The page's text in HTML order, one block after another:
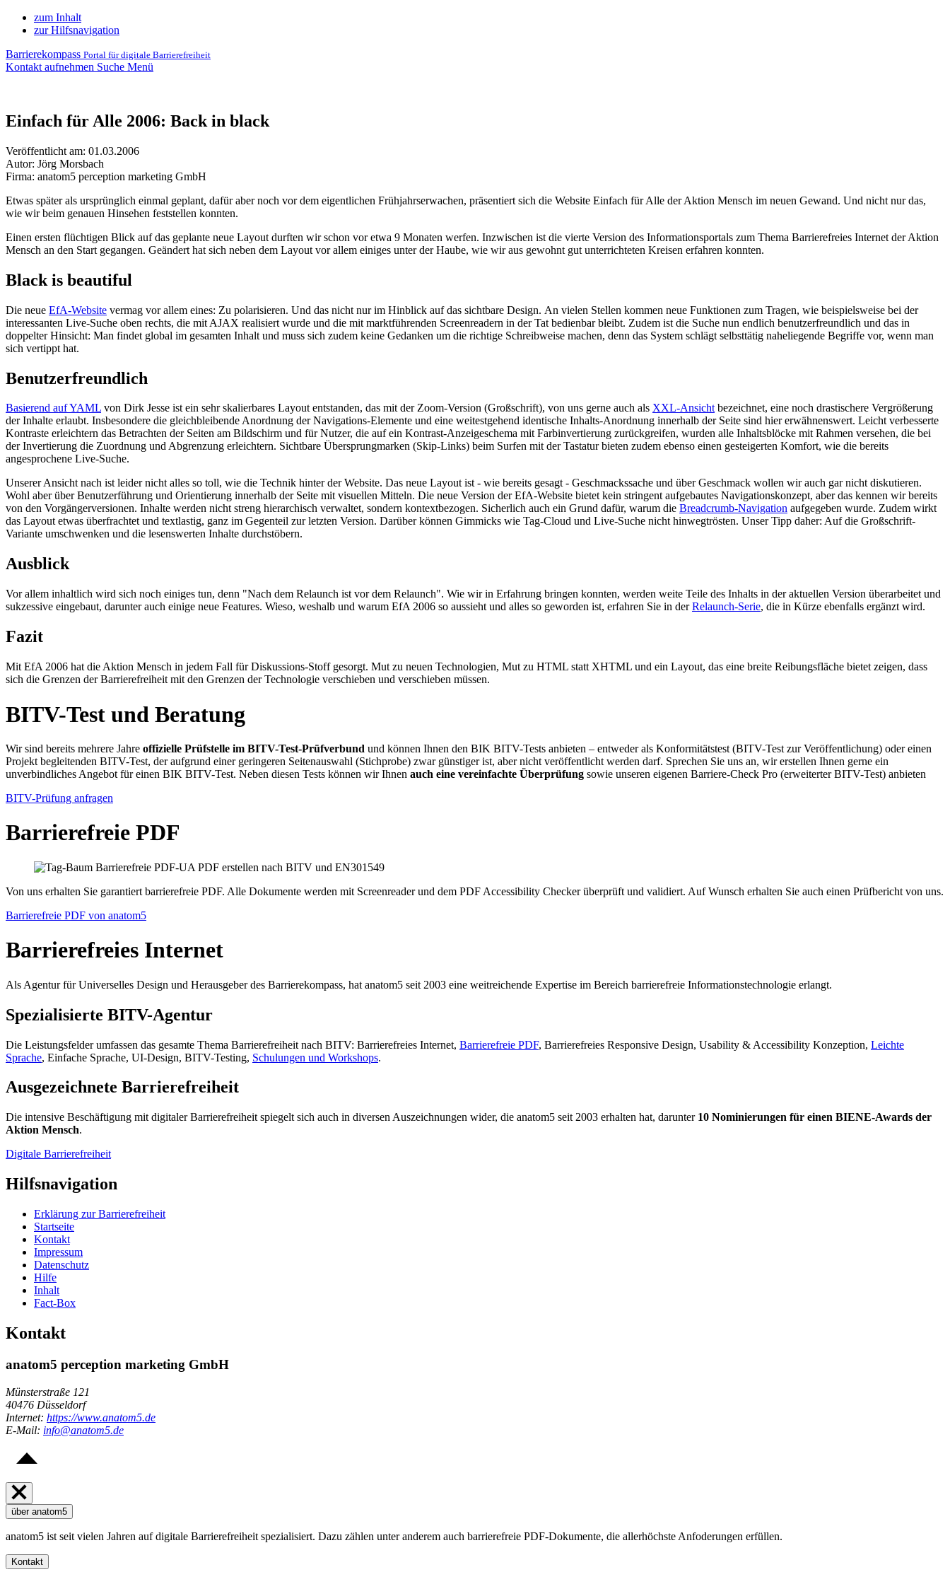
zum Inhalt
zur Hilfsnavigation
Barrierekompass Portal für digitale Barrierefreiheit
Kontakt aufnehmen Suche Menü
Einfach für Alle 2006: Back in black
Veröffentlicht am: 01.03.2006
Autor: Jörg Morsbach
Firma: anatom5 perception marketing GmbH
Etwas später als ursprünglich einmal geplant, dafür aber noch vor dem eigentlichen Frühjahrserwachen, präsentiert sich die Website Einfach für Alle der Aktion Mensch im neuen Gewand. Und nicht nur das,
wie wir beim genauen Hinsehen feststellen konnten.
Einen ersten flüchtigen Blick auf das geplante neue Layout durften wir schon vor etwa 9 Monaten werfen. Inzwischen ist die vierte Version des Informationsportals zum Thema Barrierefreies Internet der Aktion
Mensch an den Start gegangen. Geändert hat sich neben dem Layout vor allem einiges unter der Haube, wie wir aus gewohnt gut unterrichteten Kreisen erfahren konnten.
Black is beautiful
Die neue EfA-Website vermag vor allem eines: Zu polarisieren. Und das nicht nur im Hinblick auf das sichtbare Design. An vielen Stellen kommen neue Funktionen zum Tragen, wie beispielsweise bei der
interessanten Live-Suche oben rechts, die mit AJAX realisiert wurde und die mit marktführenden Screenreadern in der Tat bedienbar bleibt. Zudem ist die Suche nun endlich benutzerfreundlich und das in
doppelter Hinsicht: Man findet global im gesamten Inhalt und muss sich zudem keine Gedanken um die richtige Schreibweise machen, denn das System schlägt selbsttätig naheliegende Begriffe vor, wenn man
sich vertippt hat.
Benutzerfreundlich
Basierend auf YAML von Dirk Jesse ist ein sehr skalierbares Layoutentstanden, das mit derZoom-Version (Großschrift), von uns gerne auch als XXL-Ansichtbezeichnet, eine noch drastischere Vergrößerung
der Inhalte erlaubt. Insbesondere die gleichbleibende Anordnung der Navigations-Elemente und eine weitestgehend identische Inhalts-Anordnung innerhalb der Seite sind hier erwähnenswert. Leicht verbesserte
Kontraste erleichtern das Betrachten der Seiten am Bildschirm und für Nutzer, die auf ein Kontrast-Anzeigeschema mit Farbinvertierung zurückgreifen, wurden alle Inhaltsblöcke mit Rahmen versehen, die bei
der Invertierung die Zuordnung und Abgrenzung erleichtern. Sichtbare Übersprungmarken (Skip-Links) beim Surfen mit der Tastatur bieten zudem ebenso einen gesteigerten Komfort, wie die bereits
angesprochene Live-Suche.
Unserer Ansicht nach ist leider nicht alles so toll, wie die Technik hinter der Website. Das neue Layoutist - wie bereits gesagt - Geschmackssache und über Geschmack wollen wir auch gar nicht diskutieren.
Wohl aber über Benutzerführung und Orientierung innerhalb der Seite mit visuellen Mitteln. Die neue Version der EfA-Website bietet kein stringent aufgebautes Navigationskonzept, aber das kennen wir bereits
von den Vorgängerversionen. Inhalte werden nicht streng hierarchisch verwaltet, sondern kontextbezogen. Sicherlich auch ein Grund dafür, warum die Breadcrumb-Navigation aufgegeben wurde. Zudem wirkt
das Layoutetwas überfrachtet und textlastig, ganz im Gegenteil zur letzten Version. Darüber können Gimmicks wie Tag-Cloud und Live-Suche nicht hinwegtrösten. Unser Tipp daher: Auf die Großschrift-
Variante umschwenken und die lesenswerten Inhalte durchstöbern.
Ausblick
Vor allem inhaltlich wird sich noch einiges tun, denn "Nach dem Relaunch ist vor dem Relaunch". Wie wir in Erfahrung bringen konnten, werden weite Teile des Inhalts in der aktuellen Version überarbeitet und
sukzessive eingebaut, darunter auch einige neue Features. Wieso, weshalb und warum EfA 2006 so aussieht und alles so geworden ist, erfahren Sie in derRelaunch-Serie, die in Kürze ebenfalls ergänzt wird.
Fazit
Mit EfA 2006 hat die Aktion Mensch in jedem Fall für Diskussions-Stoff gesorgt. Mut zu neuen Technologien, Mut zu HTML statt XHTML und ein Layout, das eine breite Reibungsfläche bietet zeigen, dass
sich die Grenzen der Barrierefreiheit mit den Grenzen der Technologie verschieben und verschieben müssen.
BITV-Test und Beratung
Wir sind bereits mehrere Jahre offizielle Prüfstelle im BITV-Test-Prüfverbund und können Ihnen den BIK BITV-Tests anbieten – entweder als Konformitätstest (BITV-Test zur Veröffentlichung) oder einen
Projekt begleitenden BITV-Test, der aufgrund einer geringeren Seitenauswahl (Stichprobe) zwar günstiger ist, aber nicht veröffentlicht werden darf. Sprechen Sie uns an, wir erstellen Ihnen gerne ein
unverbindliches Angebot für einen BIK BITV-Test. Neben diesen Tests können wir Ihnen auch eine vereinfachte Überprüfung sowie unseren eigenen Barriere-Check Pro (erweiterter BITV-Test) anbieten
BITV-Prüfung anfragen
Barrierefreie PDF
Von uns erhalten Sie garantiert barrierefreie PDF. Alle Dokumente werden mit Screenreader und dem PDF Accessibility Checker überprüft und validiert. Auf Wunsch erhalten Sie auch einen Prüfbericht von uns.
Barrierefreie PDF von anatom5
Barrierefreies Internet
Als Agentur für Universelles Design und Herausgeber des Barrierekompass, hat anatom5 seit 2003 eine weitreichende Expertise im Bereich barrierefreie Informationstechnologie erlangt.
Spezialisierte BITV-Agentur
Die Leistungsfelder umfassen das gesamte Thema Barrierefreiheit nach BITV: Barrierefreies Internet, Barrierefreie PDF, Barrierefreies Responsive Design, Usability & Accessibility Konzeption, Leichte
Sprache, Einfache Sprache, UI-Design, BITV-Testing, Schulungen und Workshops.
Ausgezeichnete Barrierefreiheit
Die intensive Beschäftigung mit digitaler Barrierefreiheit spiegelt sich auch in diversen Auszeichnungen wider, die anatom5 seit 2003 erhalten hat, darunter 10 Nominierungen für einen BIENE-Awards der
Aktion Mensch.
Digitale Barrierefreiheit
Hilfsnavigation
Erklärung zur Barrierefreiheit
Startseite
Kontakt
Impressum
Datenschutz
Hilfe
Inhalt
Fact-Box
Kontakt
anatom5 perception marketing GmbH
Münsterstraße 121
40476 Düsseldorf
Internet: https://www.anatom5.de
E-Mail: info@anatom5.de
über anatom5
anatom5 ist seit vielen Jahren auf digitale Barrierefreiheit spezialisiert. Dazu zählen unter anderem auch barrierefreie PDF-Dokumente, die allerhöchste Anfoderungen erfüllen.
Kontakt